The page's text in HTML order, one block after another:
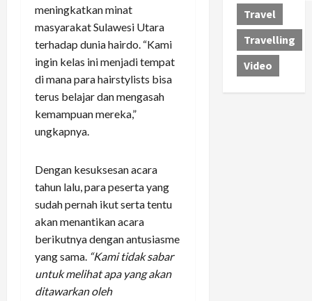
meningkatkan minat
masyarakat Sulawesi Utara
terhadap dunia hairdo. “Kami
ingin kelas ini menjadi tempat
di mana para hairstylists bisa
terus belajar dan mengasah
kemampuan mereka,”
ungkapnya.
Dengan kesuksesan acara
tahun lalu, para peserta yang
sudah pernah ikut serta tentu
akan menantikan acara
berikutnya dengan antusiasme
yang sama. “Kami tidak sabar
untuk melihat apa yang akan
ditawarkan oleh
Travel
Travelling
Video